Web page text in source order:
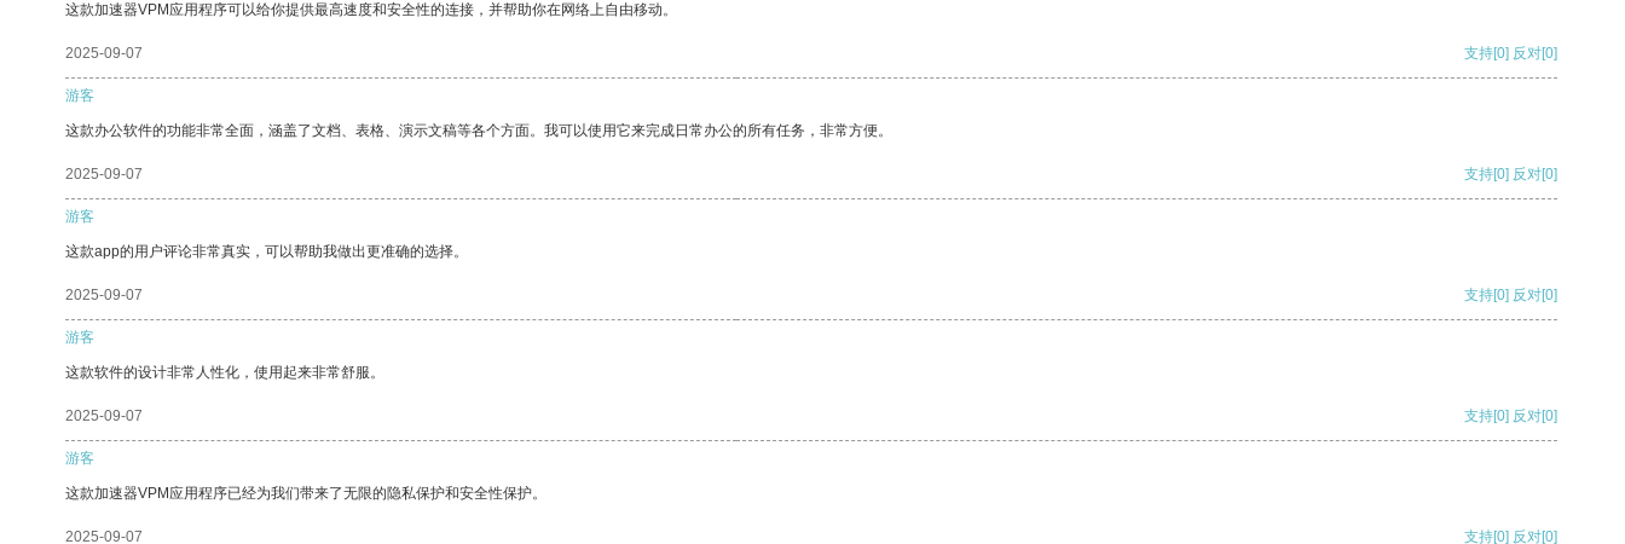
这款加速器VPM应用程序可以给你提供最高速度和安全性的连接，并帮助你在网络上自由移动。
2025-09-07 支持[0] 反对[0]
游客
这款办公软件的功能非常全面，涵盖了文档、表格、演示文稿等各个方面。我可以使用它来完成日常办公的所有任务，非常方便。
2025-09-07 支持[0] 反对[0]
游客
这款app的用户评论非常真实，可以帮助我做出更准确的选择。
2025-09-07 支持[0] 反对[0]
游客
这款软件的设计非常人性化，使用起来非常舒服。
2025-09-07 支持[0] 反对[0]
游客
这款加速器VPM应用程序已经为我们带来了无限的隐私保护和安全性保护。
2025-09-07 支持[0] 反对[0]